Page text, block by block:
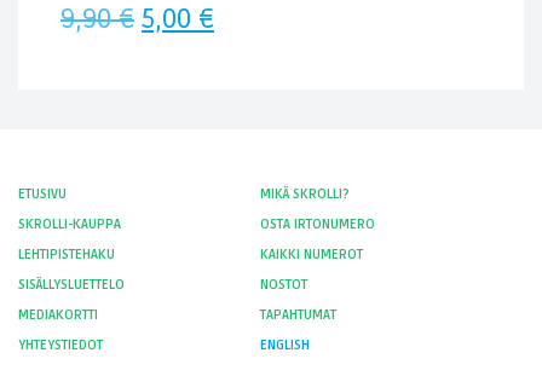
9,90€ Alkuperäinen
5,00 €Nykyinen
ETUSIVU
MIKÄ SKROLLI?
SKROLLI-KAUPPA
OSTA IRTONUMERO
LEHTIPISTEHAKU
KAIKKI NUMEROT
SISÄLLYSLUETTELO
NOSTOT
MEDIAKORTTI
TAPAHTUMAT
YHTEYSTIEDOT
ENGLISH